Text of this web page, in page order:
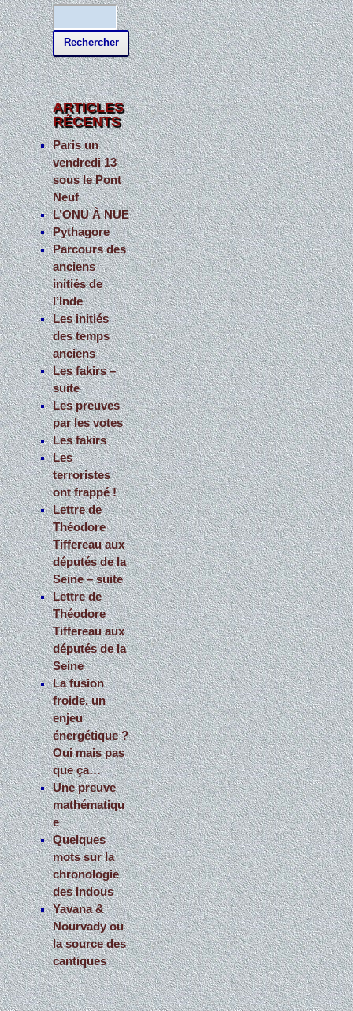
e
c
h
e
r
c
h
e
r
:
ARTICLES
RÉCENTS
Paris un
vendredi 13
sous le Pont
Neuf
L’ONU À NUE
Pythagore
Parcours des
anciens
initiés de
l’Inde
Les initiés
des temps
anciens
Les fakirs –
suite
Les preuves
par les votes
Les fakirs
Les
terroristes
ont frappé !
Lettre de
Théodore
Tiffereau aux
députés de la
Seine – suite
Lettre de
Théodore
Tiffereau aux
députés de la
Seine
La fusion
froide, un
enjeu
énergétique ?
Oui mais pas
que ça…
Une preuve
mathématiqu
e
Quelques
mots sur la
chronologie
des Indous
Yavana &
Nourvady ou
la source des
cantiques